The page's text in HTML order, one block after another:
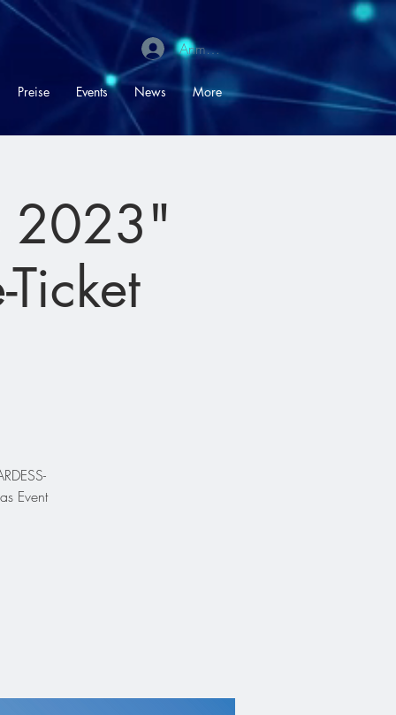
Anmelden
Preise Events News More
2023"
Event